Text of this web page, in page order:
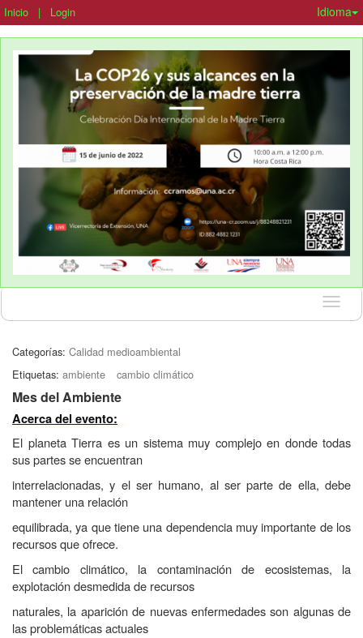
Inicio | Login Idioma
Idioma
Categorías: Calidad medioambiental
Etiquetas: ambiente cambio climático
Mes del Ambiente
Acerca del evento:
El planeta Tierra es un sistema muy complejo en donde todas
sus partes se encuentran
interrelacionadas, y el ser humano, al ser parte de ella, debe
mantener una relación
equilibrada, ya que tiene una dependencia muy importante de los
recursos que ofrece.
El cambio climático, la contaminación de ecosistemas, la
explotación desmedida de recursos
naturales, la aparición de nuevas enfermedades son algunas de
las problemáticas actuales